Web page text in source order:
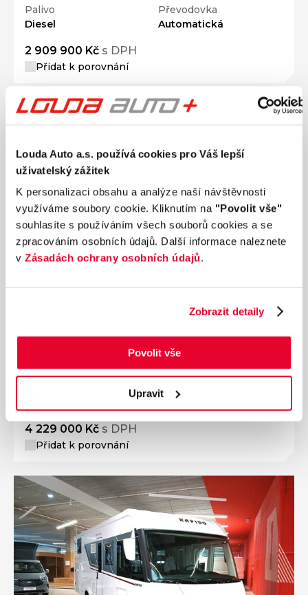
Louda Auto a.s. používá cookies pro Váš lepší
uživatelský zážitek
K personalizaci obsahu a analýze naší návštěvnosti
využíváme soubory cookie. Kliknutím na "Povolit vše"
souhlasíte s používáním všech souborů cookies a se
zpracováním osobních údajů. Další informace naleznete
v Zásadách ochrany osobních údajů.
Zobrazit detaily
Povolit vše
Upravit
Palivo
Diesel
Převodovka
Automatická
2 909 900 Kč s DPH
Přidat k porovnání
RAPIDO i166M Mercedes 125 kW
0 km
Výkon
125 kW
Převodovka
Automatická
4 229 000 Kč s DPH
Přidat k porovnání